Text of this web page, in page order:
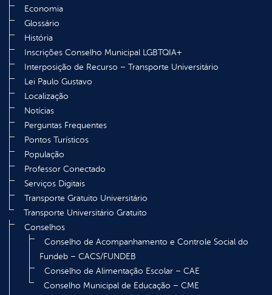
Economia
Glossário
História
Inscrições Conselho Municipal LGBTQIA+
Interposição de Recurso – Transporte Universitário
Lei Paulo Gustavo
Localização
Notícias
Perguntas Frequentes
Pontos Turísticos
População
Professor Conectado
Serviços Digitais
Transporte Gratuito Universitário
Transporte Universitário Gratuito
Conselhos
Conselho de Acompanhamento e Controle Social do
Fundeb – CACS/FUNDEB
Conselho de Alimentação Escolar – CAE
Conselho Municipal de Educação – CME